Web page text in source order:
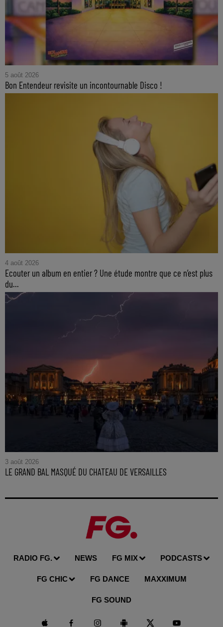
5 août 2026
Bon Entendeur revisite un incontournable Disco !
4 août 2026
Ecouter un album en entier ? Une étude montre que ce n’est plus
du...
3 août 2026
LE GRAND BAL MASQUÉ DU CHATEAU DE VERSAILLES
RADIO FG. NEWS FG MIX PODCASTS
FG CHIC FG DANCE MAXXIMUM
FG SOUND